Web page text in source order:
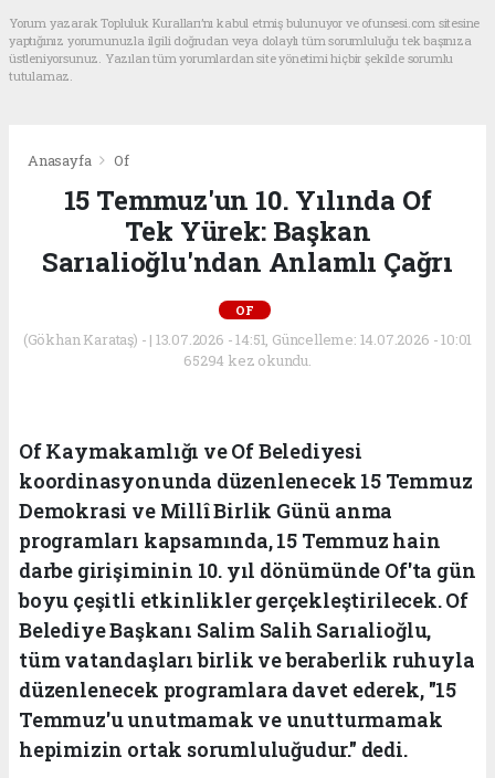
Yorum yazarak Topluluk Kuralları’nı kabul etmiş bulunuyor ve ofunsesi.com sitesine
yaptığınız yorumunuzla ilgili doğrudan veya dolaylı tüm sorumluluğu tek başınıza
üstleniyorsunuz. Yazılan tüm yorumlardan site yönetimi hiçbir şekilde sorumlu
tutulamaz.
Anasayfa Of
15 Temmuz'un 10. Yılında Of
Tek Yürek: Başkan
Sarıalioğlu'ndan Anlamlı Çağrı
OF
(Gökhan Karataş) - | 13.07.2026 - 14:51, Güncelleme: 14.07.2026 - 10:01
65294 kez okundu.
Of Kaymakamlığı ve Of Belediyesi
koordinasyonunda düzenlenecek 15 Temmuz
Demokrasi ve Millî Birlik Günü anma
programları kapsamında, 15 Temmuz hain
darbe girişiminin 10. yıl dönümünde Of'ta gün
boyu çeşitli etkinlikler gerçekleştirilecek. Of
Belediye Başkanı Salim Salih Sarıalioğlu,
tüm vatandaşları birlik ve beraberlik ruhuyla
düzenlenecek programlara davet ederek, "15
Temmuz'u unutmamak ve unutturmamak
hepimizin ortak sorumluluğudur." dedi.